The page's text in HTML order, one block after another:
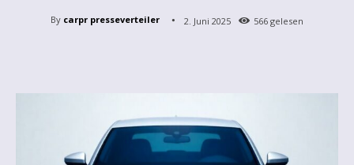
By carpr presseverteiler 2. Juni 2025 566 gelesen